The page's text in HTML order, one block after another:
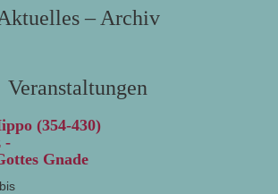
– Archiv
Veranstaltungen
(354-430)
-
Gnade